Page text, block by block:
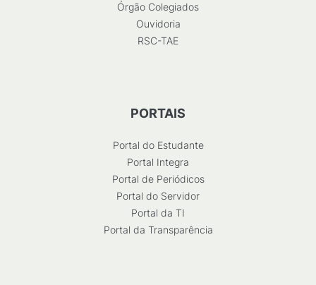
Órgão Colegiados
Ouvidoria
RSC-TAE
PORTAIS
Portal do Estudante
Portal Integra
Portal de Periódicos
Portal do Servidor
Portal da TI
Portal da Transparência